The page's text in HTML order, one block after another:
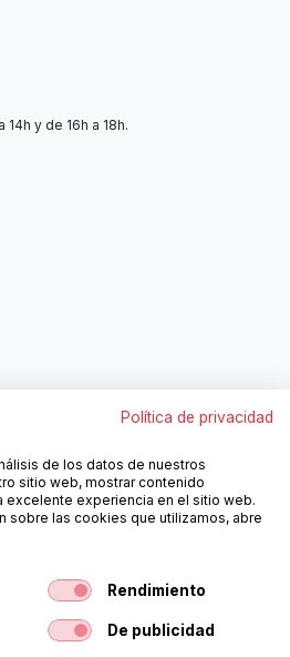
y de 16h a 18h.
Política de privacidad
de los datos de nuestros
sitio web, mostrar contenido
excelente experiencia en el sitio web.
sobre las cookies que utilizamos, abre
Rendimiento
De publicidad